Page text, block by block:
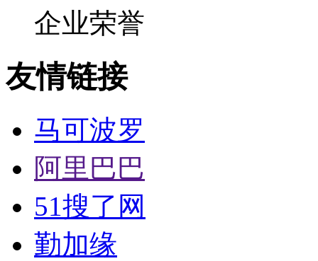
企业荣誉
友情链接
马可波罗
阿里巴巴
51搜了网
勤加缘